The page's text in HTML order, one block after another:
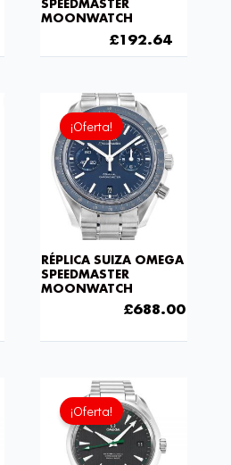
SPEEDMASTER
MOONWATCH
£192.64
¡Oferta!
RÉPLICA SUIZA OMEGA
SPEEDMASTER
MOONWATCH
El
precio
original
era:
£1,032.00.
£688.00
¡Oferta!
El
precio
original
era:
£301.00.